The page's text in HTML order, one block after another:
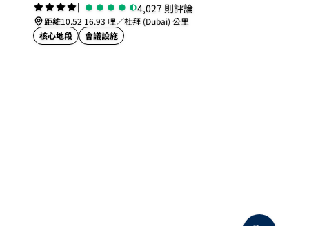
| 4,027 則評論
距離10.52 16.93 哩／杜拜 (Dubai) 公里
核心地段
會議設施